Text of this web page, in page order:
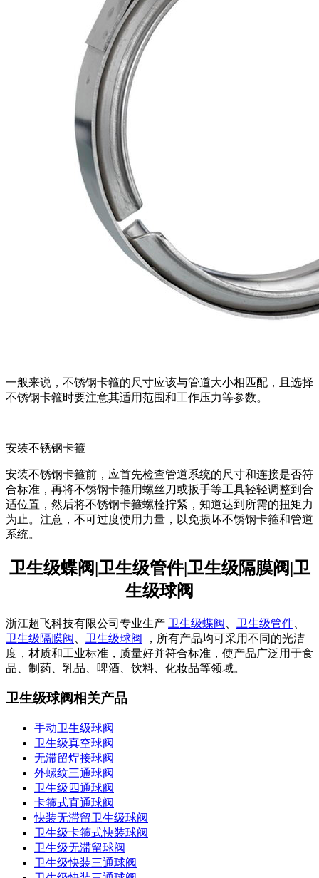
一般来说，不锈钢卡箍的尺寸应该与管道大小相匹配，且选择
不锈钢卡箍时要注意其适用范围和工作压力等参数。
安装不锈钢卡箍
安装不锈钢卡箍前，应首先检查管道系统的尺寸和连接是否符
合标准，再将不锈钢卡箍用螺丝刀或扳手等工具轻轻调整到合
适位置，然后将不锈钢卡箍螺栓拧紧，知道达到所需的扭矩力
为止。注意，不可过度使用力量，以免损坏不锈钢卡箍和管道
系统。
卫生级蝶阀|卫生级管件|卫生级隔膜阀|卫
生级球阀
浙江超飞科技有限公司专业生产 卫生级蝶阀 卫生级管件
卫生级隔膜阀
卫生级球阀
，所有产品均可采用不同的光洁
度，材质和工业标准，质量好并符合标准，使产品广泛用于食
品、制药、乳品、啤酒、饮料、化妆品等领域。
卫生级球阀相关产品
手动卫生级球阀
卫生级真空球阀
无滞留焊接球阀
外螺纹三通球阀
卫生级四通球阀
卡箍式直通球阀
快装无滞留卫生级球阀
卫生级卡箍式快装球阀
卫生级无滞留球阀
卫生级快装三通球阀